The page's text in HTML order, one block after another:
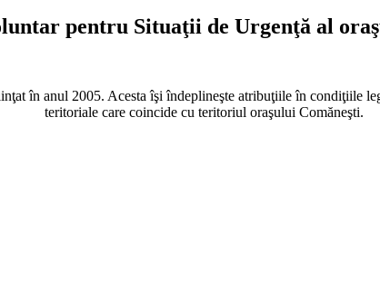
pentru Situaţii de Urgenţă al
în anul 2005. Acesta îşi îndeplineşte atribuţiile în condiţiile
teritoriale care coincide cu teritoriul oraşului Comăneşti.